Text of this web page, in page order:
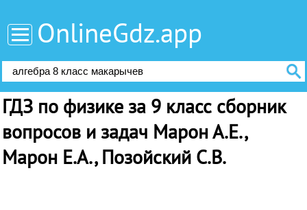
OnlineGdz.app
ГДЗ по физике за 9 класс сборник
вопросов и задач Марон А.Е.,
Марон Е.А., Позойский С.В.